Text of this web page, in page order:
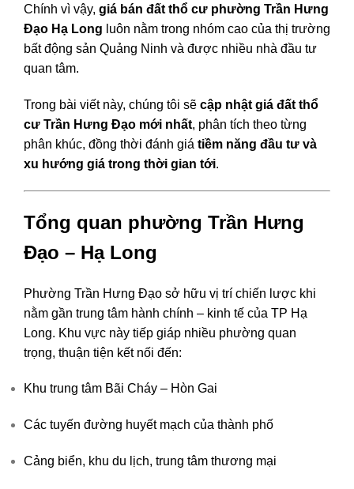
Chính vì vậy, giá bán đất thổ cư phường Trần Hưng
Đạo Hạ Long luôn nằm trong nhóm cao của thị trường
bất động sản Quảng Ninh và được nhiều nhà đầu tư
quan tâm.
Trong bài viết này, chúng tôi sẽ cập nhật giá đất thổ
cư Trần Hưng Đạo mới nhất, phân tích theo từng
phân khúc, đồng thời đánh giá tiềm năng đầu tư và
xu hướng giá trong thời gian tới.
Tổng quan phường Trần Hưng
Đạo – Hạ Long
Phường Trần Hưng Đạo sở hữu vị trí chiến lược khi
nằm gần trung tâm hành chính – kinh tế của TP Hạ
Long. Khu vực này tiếp giáp nhiều phường quan
trọng, thuận tiện kết nối đến:
Khu trung tâm Bãi Cháy – Hòn Gai
Các tuyến đường huyết mạch của thành phố
Cảng biển, khu du lịch, trung tâm thương mại